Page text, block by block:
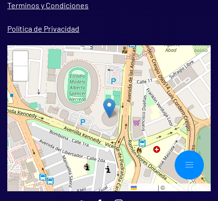
Terminos y Condiciones
Política de Privacidad
| © OpenStreetMap